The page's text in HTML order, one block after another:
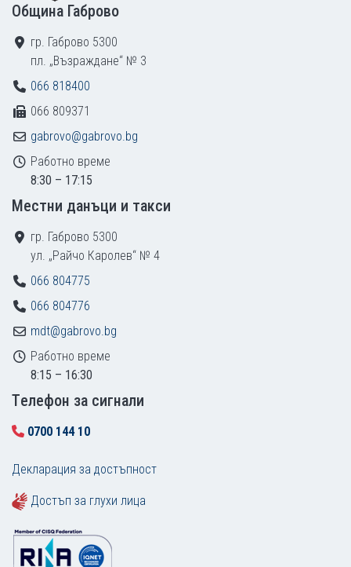
Община Габрово
гр. Габрово 5300
пл. „Възраждане“ № 3
066 818400
066 809371
gabrovo@gabrovo.bg
Работно време
8:30 – 17:15
Местни данъци и такси
гр. Габрово 5300
ул. „Райчо Каролев“ № 4
066 804775
066 804776
mdt@gabrovo.bg
Работно време
8:15 – 16:30
Tелефон за сигнали
0700 144 10
Декларация за достъпност
Достъп за глухи лица